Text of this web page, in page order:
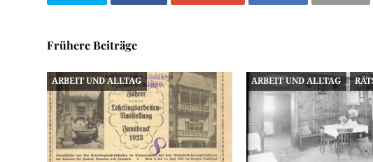
Frühere Beiträge
ARBEIT UND ALLTAG ARBEIT UND ALLTAG